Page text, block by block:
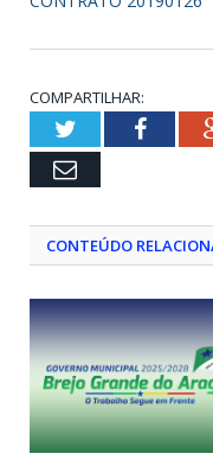
COMPARTILHAR:
Twitter
Email
CONTEÚDO